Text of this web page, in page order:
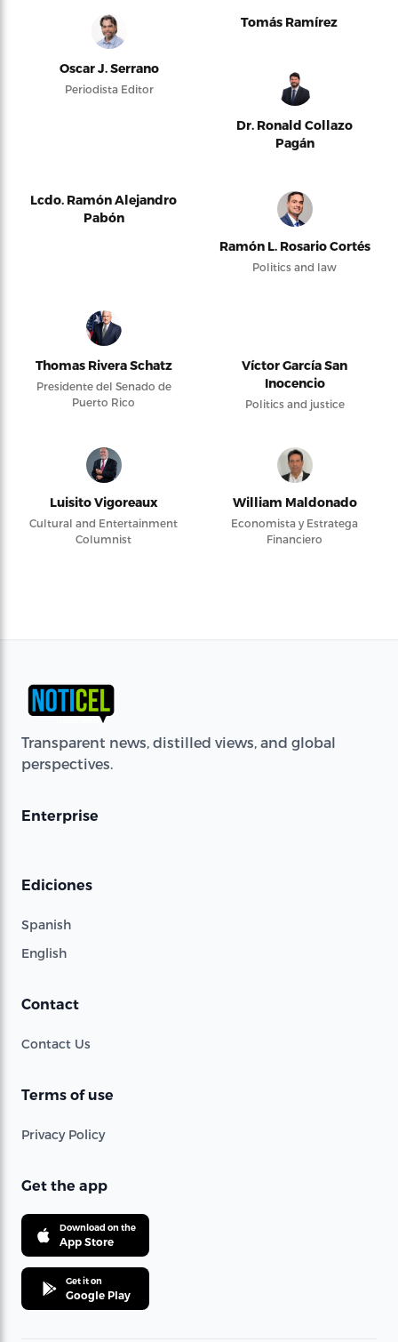
Oscar J. Serrano
Periodista Editor
Tomás Ramírez
Dr. Ronald Collazo
Pagán
Lcdo. Ramón Alejandro
Pabón
Ramón L. Rosario Cortés
Politics and law
Thomas Rivera Schatz
Presidente del Senado de
Puerto Rico
Víctor García San
Inocencio
Politics and justice
Luisito Vigoreaux
Cultural and Entertainment
Columnist
William Maldonado
Economista y Estratega
Financiero
Transparent news, distilled views, and global
perspectives.
Enterprise
Ediciones
Spanish
English
Contact
Contact Us
Terms of use
Privacy Policy
Get the app
Download on the
App Store
Get it on
Google Play